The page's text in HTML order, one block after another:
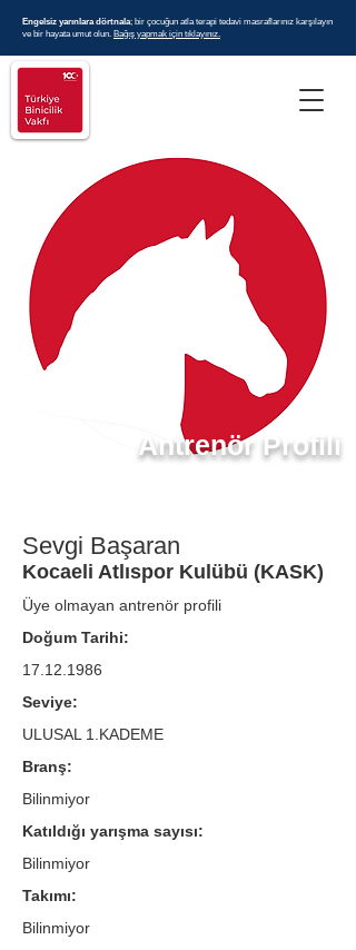
Engelsiz yarınlara dörtnala; bir çocuğun atla terapi tedavi masraflarınız karşılayın
ve bir hayata umut olun. Bağış yapmak için tıklayınız.
Antrenör Profili
Sevgi Başaran
Kocaeli Atlıspor Kulübü (KASK)
Üye olmayan antrenör profili
Doğum Tarihi:
17.12.1986
Seviye:
ULUSAL 1.KADEME
Branş:
Bilinmiyor
Katıldığı yarışma sayısı:
Bilinmiyor
Takımı:
Bilinmiyor